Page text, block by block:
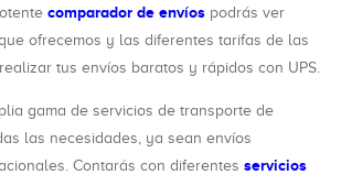
comparador de envíos podrás ver
ofrecemos y las diferentes tarifas de las
tus envíos baratos y rápidos con UPS.
gama de servicios de transporte de
las necesidades, ya sean envíos
Contarás con diferentes servicios